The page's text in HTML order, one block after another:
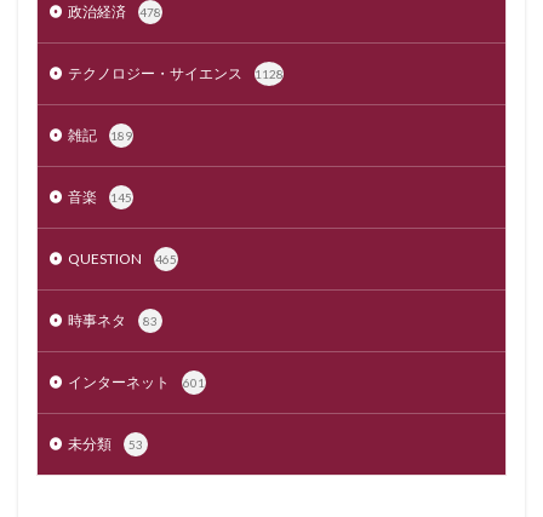
政治経済 478
テクノロジー・サイエンス 1128
雑記 189
音楽 145
QUESTION 465
時事ネタ 83
インターネット 601
未分類 53